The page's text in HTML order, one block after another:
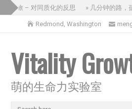
之旅 – 对同质化的反思 » 几分钟的路，
Redmond, Washington
Vitality
萌的生命力实验室